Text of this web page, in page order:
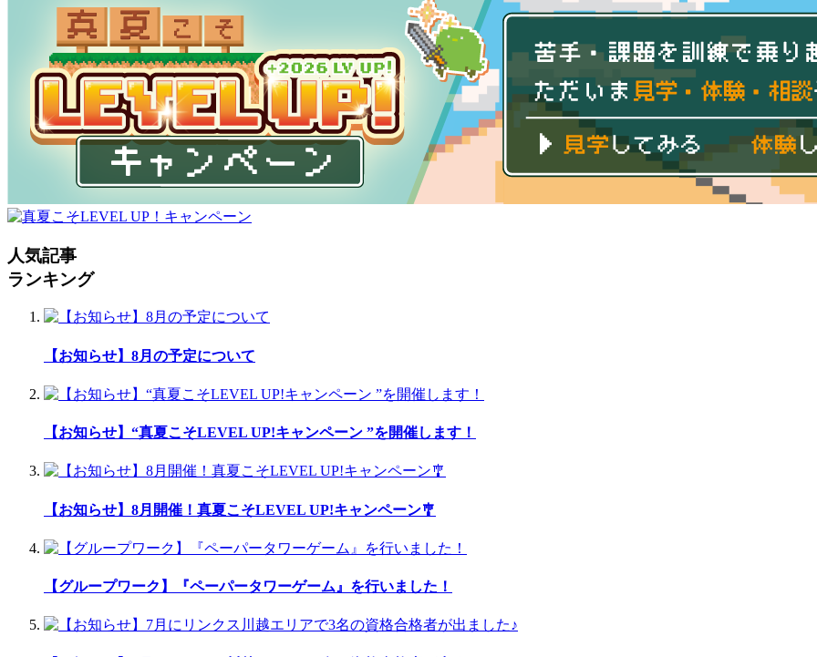
人気記事
ランキング
【お知らせ】8月の予定について
【お知らせ】“真夏こそLEVEL UP!キャンペーン ”を開催します！
【お知らせ】8月開催！真夏こそLEVEL UP!キャンペーン🎐
【グループワーク】『ペーパータワーゲーム』を行いました！